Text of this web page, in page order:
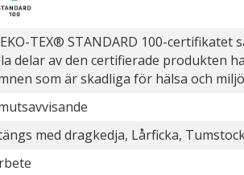
TEX® STANDARD 100-certifikatet
delar av den certifierade produkten
som är skadliga för hälsa och miljö
med dragkedja, Lårficka,